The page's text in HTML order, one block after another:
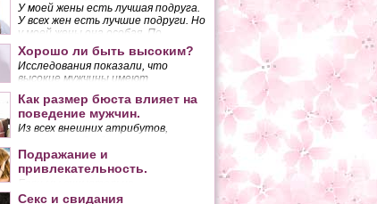
вести себя беременная женщина.
что, поступая таким образом, вы
разрушаете основу своего брака.
У моей жены есть лучшая подруга.
У всех жен есть лучшие подруги. Но
у моей жены она особая. По
крайней мере, так думаю я.
Хорошо ли быть высоким?
Исследования показали, что
высокие мужчины имеют
низкорослыми.
Как размер бюста влияет на
поведение мужчин.
Из всех внешних атрибутов,
наибольшее количество мужских
взглядов притягивает ее грудь.
Подражание и
привлекательность.
Если мы внимательно
присмотримся к двум
Секс и свидания